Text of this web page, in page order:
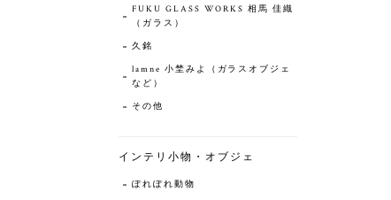
FUKU GLASS WORKS 相馬 佳織
（ガラス）
久銘
lamne 小埜みよ（ガラスオブジェ
など）
その他
インテリ小物・オブジェ
ぽれぽれ動物